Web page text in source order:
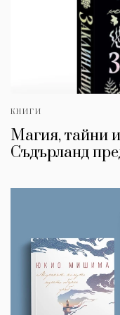
КНИГИ
Магия, тайни
Съдърланд